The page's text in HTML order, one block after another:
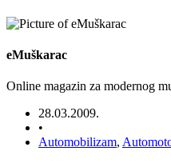
eMuškarac
Online magazin za modernog
28.03.2009.
•
Automobilizam,